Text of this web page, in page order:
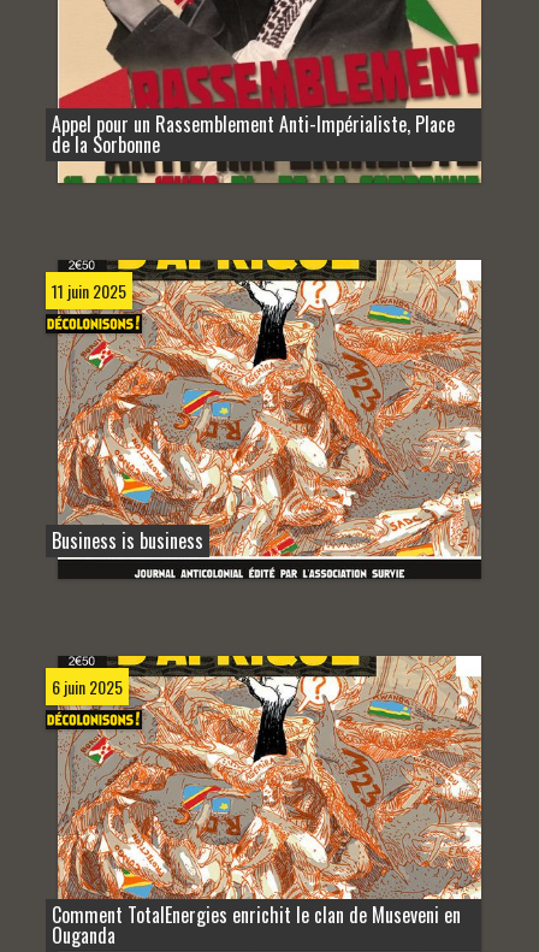
Appel pour un Rassemblement Anti-Impérialiste, Place
de la Sorbonne
11 juin 2025
Business is business
6 juin 2025
Comment TotalEnergies enrichit le clan de Museveni en
Ouganda